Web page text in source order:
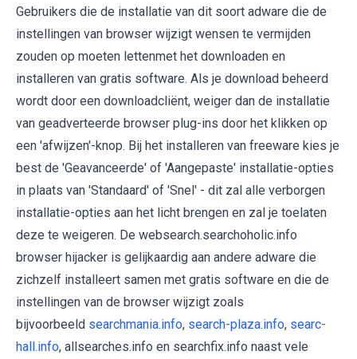
Gebruikers die de installatie van dit soort adware die de
instellingen van browser wijzigt wensen te vermijden
zouden op moeten lettenmet het downloaden en
installeren van gratis software. Als je download beheerd
wordt door een downloadcliënt, weiger dan de installatie
van geadverteerde browser plug-ins door het klikken op
een 'afwijzen'-knop. Bij het installeren van freeware kies je
best de 'Geavanceerde' of 'Aangepaste' installatie-opties
in plaats van 'Standaard' of 'Snel' - dit zal alle verborgen
installatie-opties aan het licht brengen en zal je toelaten
deze te weigeren. De websearch.searchoholic.info
browser hijacker is gelijkaardig aan andere adware die
zichzelf installeert samen met gratis software en die de
instellingen van de browser wijzigt zoals
bijvoorbeeld searchmania.info, search-plaza.info, searc-
hall.info, allsearches.info en searchfix.info naast vele